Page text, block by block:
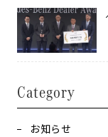
Category
お知らせ